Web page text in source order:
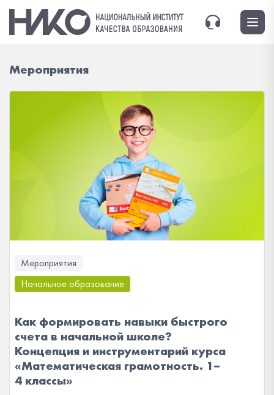
Мероприятия
Мероприятия
Начальное образование
Как формировать навыки быстрого
счета в начальной школе?
Концепция и инструментарий курса
«Математическая грамотность. 1–
4 классы»